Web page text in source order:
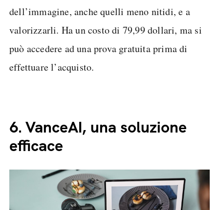
dell’immagine, anche quelli meno nitidi, e a
valorizzarli. Ha un costo di 79,99 dollari, ma si
può accedere ad una prova gratuita prima di
effettuare l’acquisto.
6. VanceAI, una soluzione
efficace